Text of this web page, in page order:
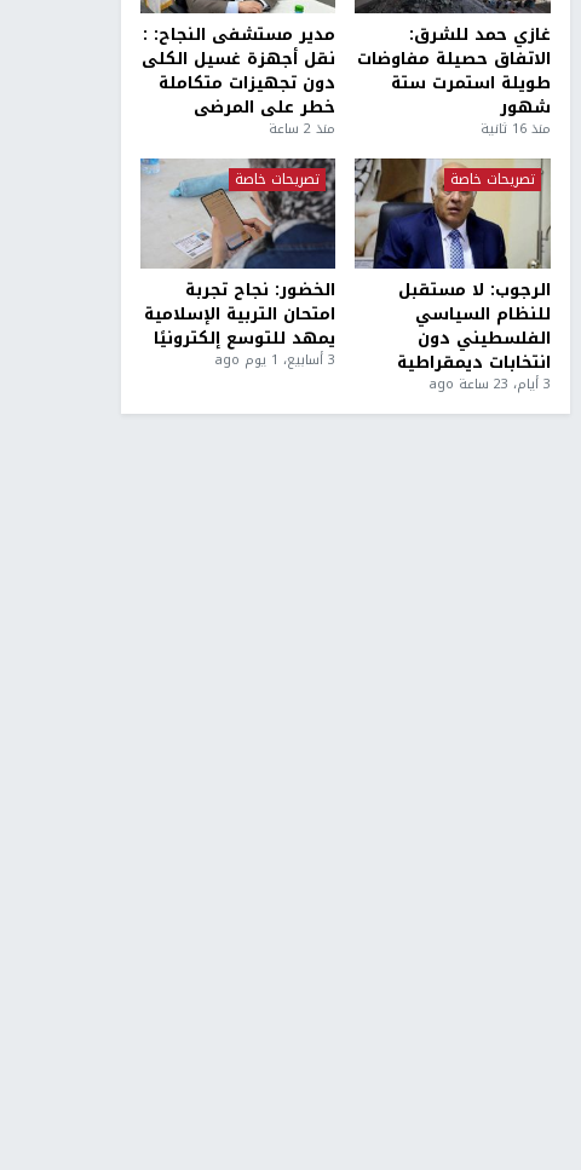
غازي حمد للشرق:
الاتفاق حصيلة مفاوضات
طويلة استمرت ستة
شهور
منذ 16 ثانية
مدير مستشفى النجاح: :
نقل أجهزة غسيل الكلى
دون تجهيزات متكاملة
خطر على المرضى
منذ 2 ساعة
تصريحات خاصة
الرجوب: لا مستقبل
للنظام السياسي
الفلسطيني دون
انتخابات ديمقراطية
3 أيام، 23 ساعة ago
تصريحات خاصة
الخضور: نجاح تجربة
امتحان التربية الإسلامية
يمهد للتوسع إلكترونيًا
3 أسابيع، 1 يوم ago